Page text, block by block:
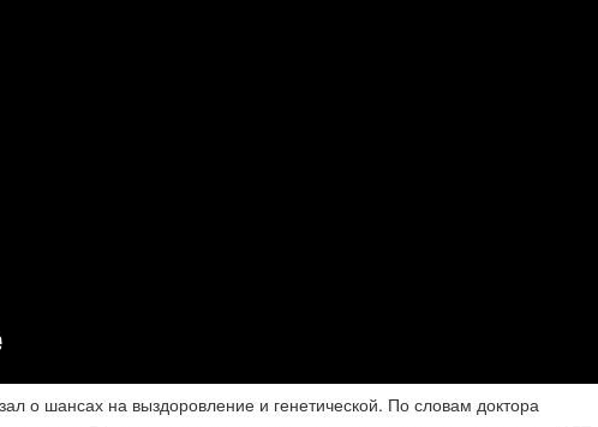
о шансах на выздоровление и генетической. По словам доктора